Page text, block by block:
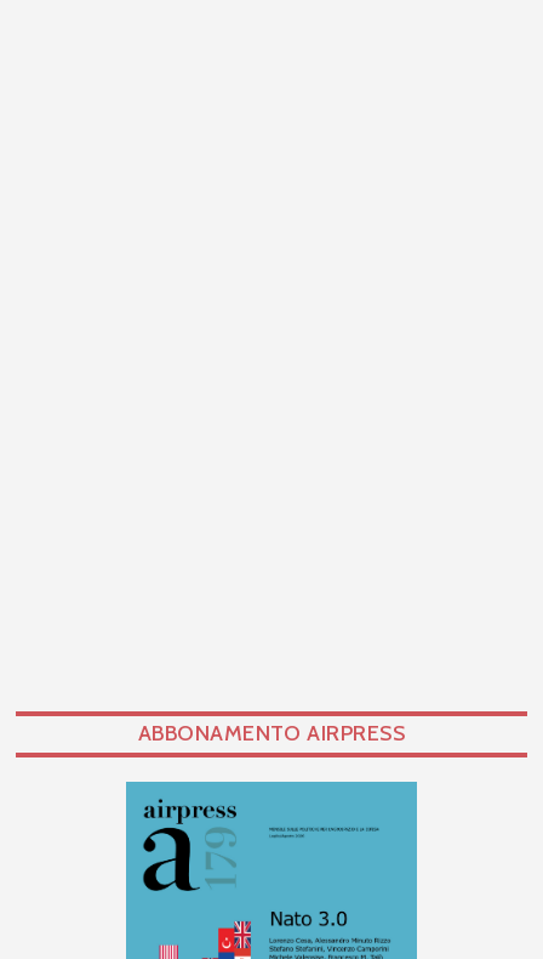
ABBONAMENTO AIRPRESS